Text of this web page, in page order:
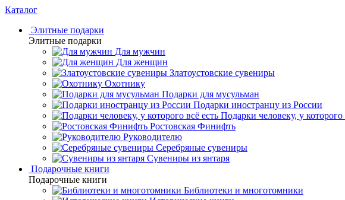
Каталог
Элитные подарки
Элитные подарки
Для мужчин
Для женщин
Златоустовские сувениры
Охотнику
Подарки для мусульман
Подарки иностранцу из России
Подарки человеку, у которого
Ростовская Финифть
Руководителю
Серебряные сувениры
Сувениры из янтаря
Подарочные книги
Подарочные книги
Библиотеки и многотомники